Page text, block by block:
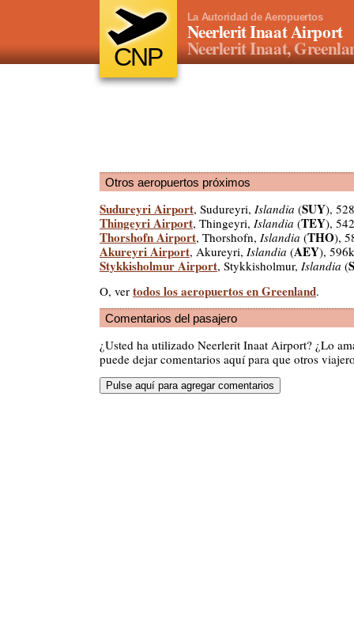
CNP
La Autoridad de Aeropuertos
Neerlerit Inaat Airport
Neerlerit Inaat,
Otros aeropuertos próximos
Sudureyri Airport, Sudureyri, Islandia (SUY),
Thingeyri Airport, Thingeyri, Islandia (TEY),
Thorshofn Airport, Thorshofn, Islandia (THO),
Akureyri Airport, Akureyri, Islandia (AEY),
Stykkisholmur Airport, Stykkisholmur, Islandia (
O, ver todos los aeropuertos en Greenland.
Comentarios del pasajero
¿Usted ha utilizado Neerlerit Inaat Airport? ¿Lo
puede dejar comentarios aquí para que otros